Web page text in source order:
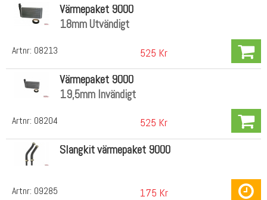
Artnr: 08213
Värmepaket 9000
18mm Utvändigt
525 Kr
Artnr: 08204
Värmepaket 9000
19,5mm Invändigt
525 Kr
Artnr: 09285
Slangkit värmepaket 9000
175 Kr